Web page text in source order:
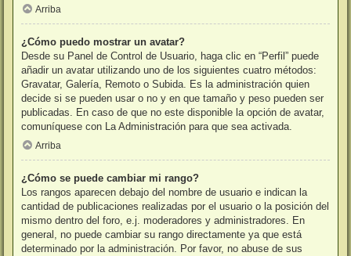
Arriba
¿Cómo puedo mostrar un avatar?
Desde su Panel de Control de Usuario, haga clic en “Perfil” puede
añadir un avatar utilizando uno de los siguientes cuatro métodos:
Gravatar, Galería, Remoto o Subida. Es la administración quien
decide si se pueden usar o no y en que tamaño y peso pueden ser
publicadas. En caso de que no este disponible la opción de avatar,
comuníquese con La Administración para que sea activada.
Arriba
¿Cómo se puede cambiar mi rango?
Los rangos aparecen debajo del nombre de usuario e indican la
cantidad de publicaciones realizadas por el usuario o la posición del
mismo dentro del foro, e.j. moderadores y administradores. En
general, no puede cambiar su rango directamente ya que está
determinado por la administración. Por favor, no abuse de sus